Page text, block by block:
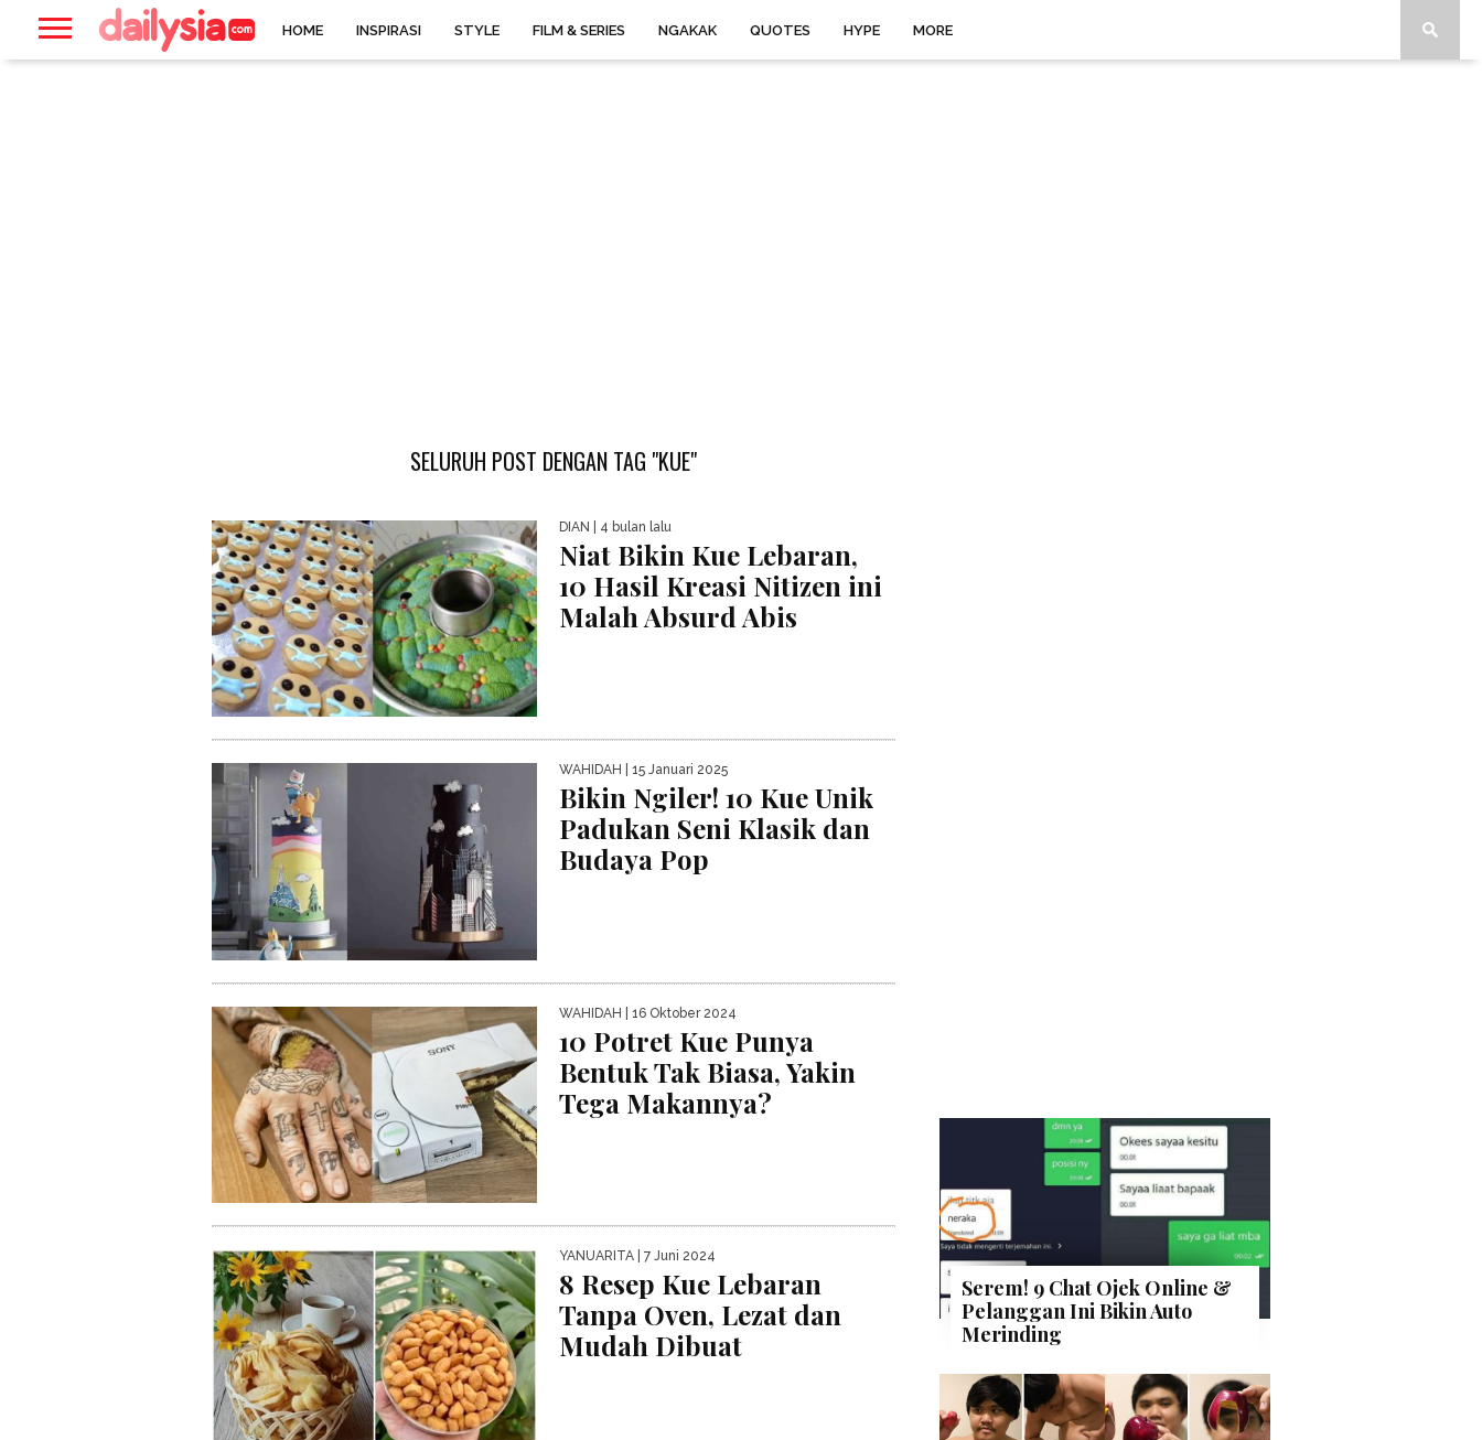
HOME INSPIRASI STYLE FILM & SERIES NGAKAK QUOTES HYPE MORE
SELURUH POST DENGAN TAG "KUE"
DIAN | 4 bulan lalu
Niat Bikin Kue Lebaran,
10 Hasil Kreasi Nitizen ini
Malah Absurd Abis
WAHIDAH | 15 Januari 2025
Bikin Ngiler! 10 Kue Unik
Padukan Seni Klasik dan
Budaya Pop
WAHIDAH | 16 Oktober 2024
10 Potret Kue Punya
Bentuk Tak Biasa, Yakin
Tega Makannya?
YANUARITA | 7 Juni 2024
8 Resep Kue Lebaran
Tanpa Oven, Lezat dan
Mudah Dibuat
Serem! 9 Chat Ojek Online &
Pelanggan Ini Bikin Auto
Merinding